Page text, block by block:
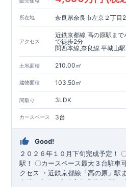
もって対応いたします。
​◆長期優良住宅【済】◆
当物件は国から定められた7つの技
宅！
住宅ローンの金利優遇、税金面の
東栄住宅はパワービルダーで所得数
​​↓↓クリックで詳
◆耐震＋制震。
大きな揺れから家を守るだけでは
建築基準法に定められた、「数百
て、倒壊、崩壊しない」
という基準から、さらに1.5倍の耐
注文住宅のような個性あふれる間
所在地 奈良県奈良市左京２丁目
アクセス
近鉄京都線 高の原駅ま
で徒歩2分
関西本線,奈良線 平城山
土地面積 210.00㎡
建物面積 103.50㎡
間取り 3LDK
カースペース 3台
Good!
２０２６年１０月下旬完成予定！
駅！
〇​カースペース最大３台駐車
クセス
・近鉄京都線「高の原」
京２丁目」まで徒歩２分 ​・JR関西
​（株）東栄住宅 京都営業所